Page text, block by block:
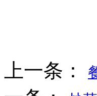
上一条：